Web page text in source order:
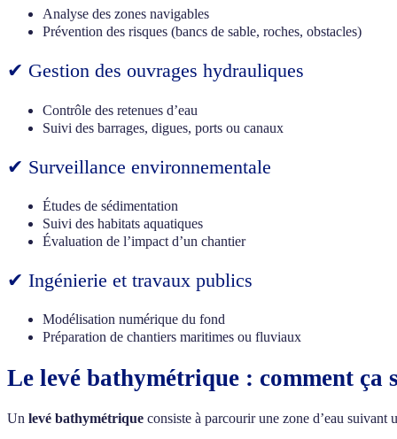
Analyse des zones navigables
Prévention des risques (bancs de sable, roches, obstacles)
✔ Gestion des ouvrages hydrauliques
Contrôle des retenues d’eau
Suivi des barrages, digues, ports ou canaux
✔ Surveillance environnementale
Études de sédimentation
Suivi des habitats aquatiques
Évaluation de l’impact d’un chantier
✔ Ingénierie et travaux publics
Modélisation numérique du fond
Préparation de chantiers maritimes ou fluviaux
Le levé bathymétrique : comment ça
Un levé bathymétrique consiste à parcourir une zone d’eau